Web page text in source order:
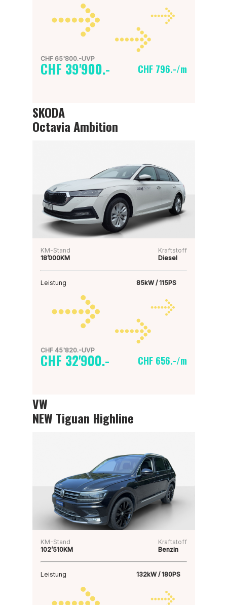
CHF 65'800.-UVP
CHF 39'900.- CHF 796.-/m
SKODA
Octavia Ambition
KM-Stand
18’000KM
Kraftstoff
Diesel
Leistung 85kW / 115PS
CHF 45'820.-UVP
CHF 32'900.- CHF 656.-/m
VW
NEW Tiguan Highline
KM-Stand
102’510KM
Kraftstoff
Benzin
Leistung 132kW / 180PS